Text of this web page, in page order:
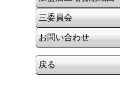
三委員会
お問い合わせ
戻る